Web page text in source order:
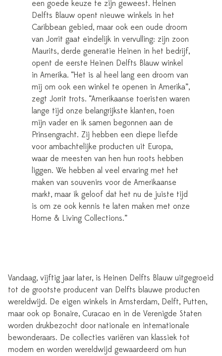
een goede keuze te zijn geweest. Heinen
Delfts Blauw opent nieuwe winkels in het
Caribbean gebied, maar ook een oude droom
van Jorrit gaat eindelijk in vervulling: zijn zoon
Maurits, derde generatie Heinen in het bedrijf,
opent de eerste Heinen Delfts Blauw winkel
in Amerika. “Het is al heel lang een droom van
mij om ook een winkel te openen in Amerika”,
zegt Jorrit trots. “Amerikaanse toeristen waren
lange tijd onze belangrijkste klanten, toen
mijn vader en ik samen begonnen aan de
Prinsengracht. Zij hebben een diepe liefde
voor ambachtelijke producten uit Europa,
waar de meesten van hen hun roots hebben
liggen. We hebben al veel ervaring met het
maken van souvenirs voor de Amerikaanse
markt, maar ik geloof dat het nu de juiste tijd
is om ze ook kennis te laten maken met onze
Home & Living Collections.”
Vandaag, vijftig jaar later, is Heinen Delfts Blauw uitgegroeid
tot de grootste producent van Delfts blauwe producten
wereldwijd. De eigen winkels in Amsterdam, Delft, Putten,
maar ook op Bonaire, Curacao en in de Verenigde Staten
worden drukbezocht door nationale en internationale
bewonderaars. De collecties variëren van klassiek tot
modern en worden wereldwijd gewaardeerd om hun